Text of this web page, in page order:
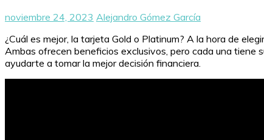
noviembre 24, 2023 Alejandro Gómez García
¿Cuál es mejor, la tarjeta Gold o Platinum? A la hora de
Ambas ofrecen beneficios exclusivos, pero cada una tiene
ayudarte a tomar la mejor decisión financiera.